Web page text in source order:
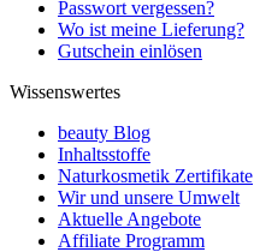
Passwort vergessen?
Wo ist meine Lieferung?
Gutschein einlösen
Wissenswertes
beauty Blog
Inhaltsstoffe
Naturkosmetik Zertifikate
Wir und unsere Umwelt
Aktuelle Angebote
Affiliate Programm